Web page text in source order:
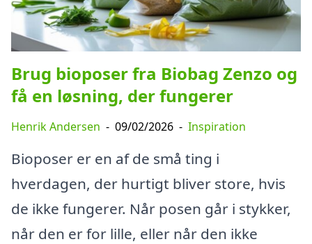
Brug bioposer fra Biobag Zenzo og
få en løsning, der fungerer
Henrik Andersen - 09/02/2026 - Inspiration
Bioposer er en af de små ting i
hverdagen, der hurtigt bliver store, hvis
de ikke fungerer. Når posen går i stykker,
når den er for lille, eller når den ikke